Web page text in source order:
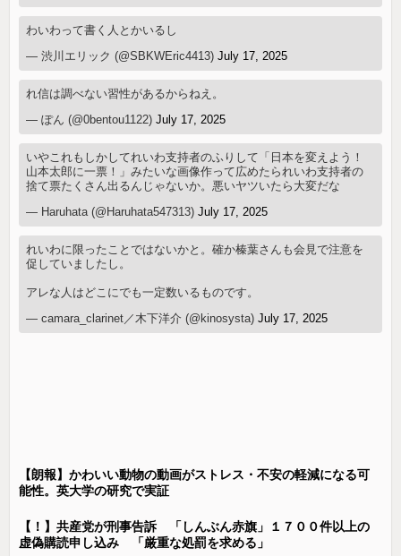
わいわって書く人とかいるし
— 渋川エリック (@SBKWEric4413)July 17, 2025
れ信は調べない習性があるからねえ。
— ぽん (@0bentou1122)July 17, 2025
いやこれもしかしてれいわ支持者のふりして「日本を変えよう！
山本太郎に一票！」みたいな画像作って広めたられいわ支持者の
捨て票たくさん出るんじゃないか。悪いヤツいたら大変だな
— Haruhata (@Haruhata547313)July 17, 2025
れいわに限ったことではないかと。確か榛葉さんも会見で注意を
促していましたし。
アレな人はどこにでも一定数いるものです。
— camara_clarinet／木下洋介 (@kinosysta)July 17, 2025
【朗報】かわいい動物の動画がストレス・不安の軽減になる可
能性。英大学の研究で実証
【！】共産党が刑事告訴 「しんぶん赤旗」１７００件以上の
虚偽購読申し込み 「厳重な処罰を求める」